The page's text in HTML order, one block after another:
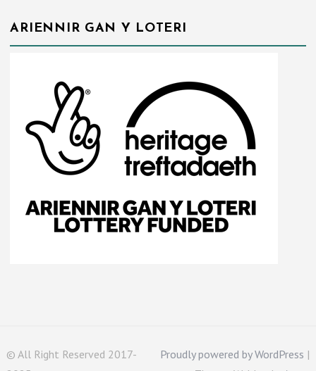
ARIENNIR GAN Y LOTERI
© All Right Reserved 2017-
Proudly powered by WordPress |